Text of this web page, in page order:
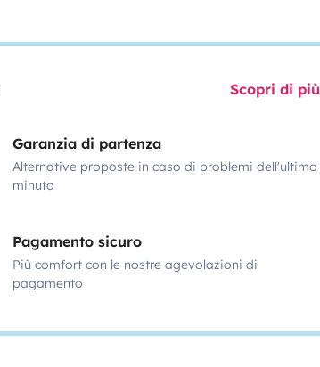
Scopri di più
Garanzia di partenza
Alternative proposte in caso di problemi dell'ultimo
minuto
Pagamento sicuro
Più comfort con le nostre agevolazioni di
pagamento